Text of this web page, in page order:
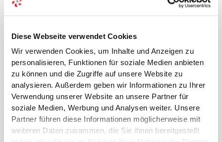
Diese Webseite verwendet Cookies
Wir verwenden Cookies, um Inhalte und Anzeigen zu
personalisieren, Funktionen für soziale Medien anbieten
zu können und die Zugriffe auf unsere Website zu
analysieren. Außerdem geben wir Informationen zu Ihrer
Verwendung unserer Website an unsere Partner für
soziale Medien, Werbung und Analysen weiter. Unsere
Partner führen diese Informationen möglicherweise mit
weiteren Daten zusammen, die Sie ihnen bereitgestellt
立法者、指导方针和道德委员会经常要求，即使得到
支持，也不能或不想令人满意地使用数字媒体的人也
应有机会获得现代数字研究。然后，必须始终可以进
行现场预约。
混合临床试验是一种很有前途的方法，可以在保持传统方法
优势的同时提高临床研究的效率和可及性。它们为实现临床